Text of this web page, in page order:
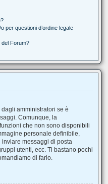
per questioni d’ordine legale
Forum?
amministratori se è
Comunque, la
che non sono disponibili
personale definibile,
messaggi di posta
utenti, ecc. Ti bastano pochi
di farlo.